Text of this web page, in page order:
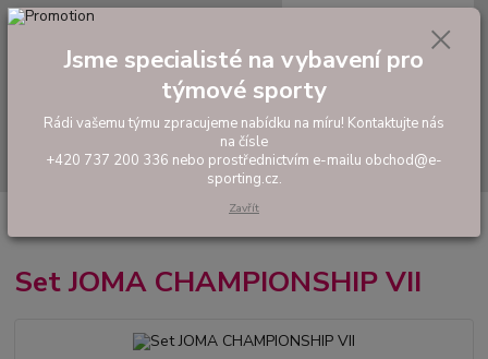
Hledat
tel: +420 737 200 336
0,00 Kč
Hráčské sety a soupravy
VII
Set JOMA CHAMPIONSHIP VII
Jsme specialisté na vybavení pro
týmové sporty
Rádi vašemu týmu zpracujeme nabídku na míru! Kontaktujte nás
na čísle
+420 737 200 336 nebo prostřednictvím e-mailu obchod@e-
sporting.cz.
Zavřít